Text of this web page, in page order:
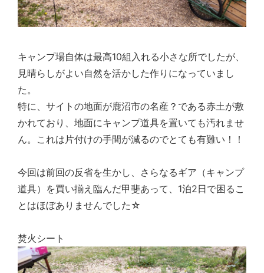
キャンプ場自体は最高10組入れる小さな所でしたが、
見晴らしがよい自然を活かした作りになっていまし
た。
特に、サイトの地面が鹿沼市の名産？である赤土が敷
かれており、地面にキャンプ道具を置いても汚れませ
ん。これは片付けの手間が減るのでとても有難い！！
今回は前回の反省を生かし、さらなるギア（キャンプ
道具）を買い揃え臨んだ甲斐あって、1泊2日で困るこ
とはほぼありませんでした☆
焚火シート